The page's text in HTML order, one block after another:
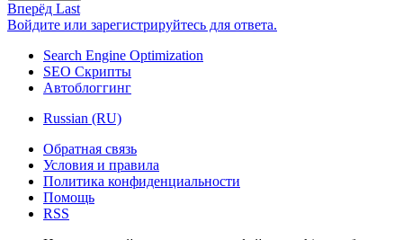
Вперёд Last
Войдите или зарегистрируйтесь для ответа.
Search Engine Optimization
SEO Скрипты
Автоблоггинг
Russian (RU)
Обратная связь
Условия и правила
Политика конфиденциальности
Помощь
RSS